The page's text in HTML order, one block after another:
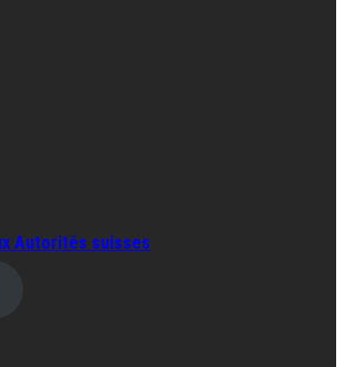
Autorités suisses